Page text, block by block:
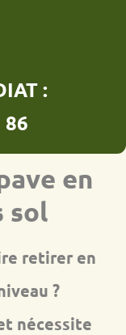
:
en
sol
retirer en
?
nécessite